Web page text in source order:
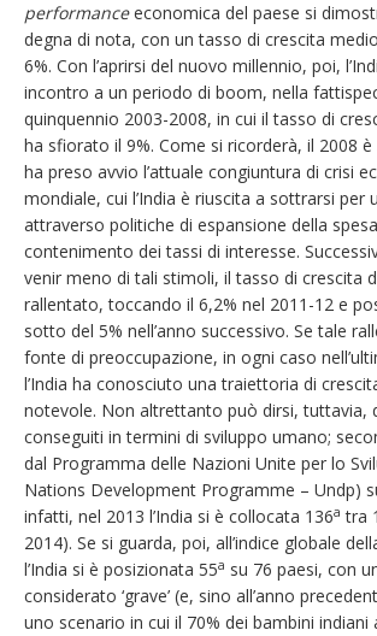
performanceeconomica del paese si
degna di nota, con un tasso di crescita
6%. Con l’aprirsi del nuovo millennio, poi,
incontro a un periodo di boom, nella
quinquennio 2003-2008, in cui il tasso di
ha sfiorato il 9%. Come si ricorderà, il 2008 è
ha preso avvio l’attuale congiuntura di crisi
mondiale, cui l’India è riuscita a sottrarsi per
attraverso politiche di espansione della
contenimento dei tassi di interesse.
venir meno di tali stimoli, il tasso di crescita
rallentato, toccando il 6,2% nel 2011-12 e
sotto del 5% nell’anno successivo. Se tale
fonte di preoccupazione, in ogni caso
l’India ha conosciuto una traiettoria di
notevole. Non altrettanto può dirsi, tuttavia,
conseguiti in termini di sviluppo umano;
dal Programma delle Nazioni Unite per lo
Nations Development Programme – Undp)
infatti, nel 2013 l’India si è collocata 136a tra
2014). Se si guarda, poi, all’indice globale
l’India si è posizionata 55a su 76 paesi, con
considerato ‘grave’ (e, sino all’anno
uno scenario in cui il 70% dei bambini indiani